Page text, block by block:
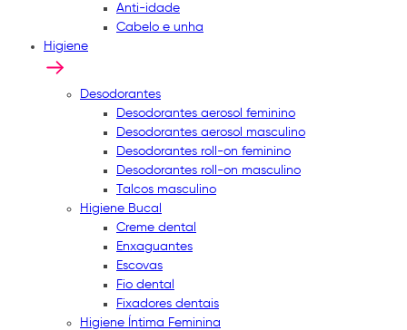
Anti-idade
Cabelo e unha
Higiene
Desodorantes
Desodorantes aerosol feminino
Desodorantes aerosol masculino
Desodorantes roll-on feminino
Desodorantes roll-on masculino
Talcos masculino
Higiene Bucal
Creme dental
Enxaguantes
Escovas
Fio dental
Fixadores dentais
Higiene Íntima Feminina